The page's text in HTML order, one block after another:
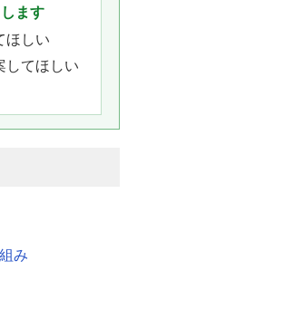
ます
ほしい
してほしい
み